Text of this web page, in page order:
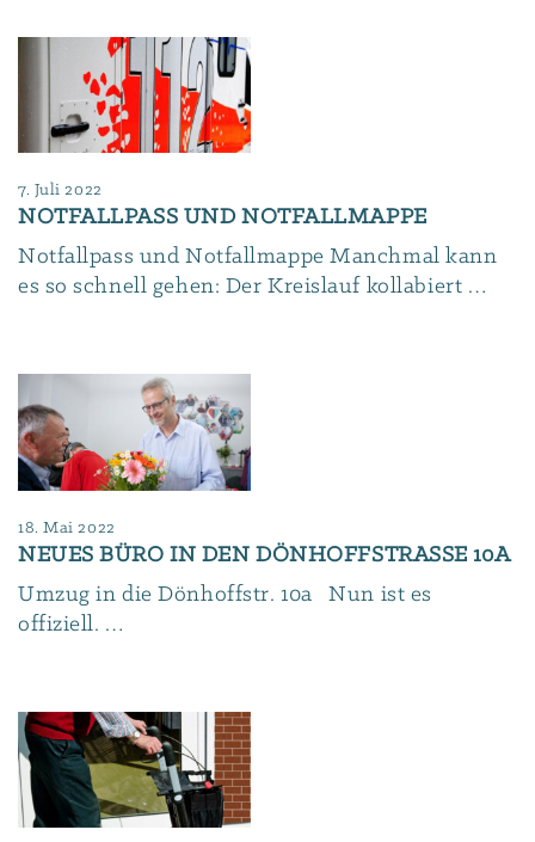
7. Juli 2022
NOTFALLPASS UND NOTFALLMAPPE
Notfallpass und Notfallmappe Manchmal kann
es so schnell gehen: Der Kreislauf kollabiert …
18. Mai 2022
NEUES BÜRO IN DEN DÖNHOFFSTRASSE 10A
Umzug in die Dönhoffstr. 10a Nun ist es
offiziell. …